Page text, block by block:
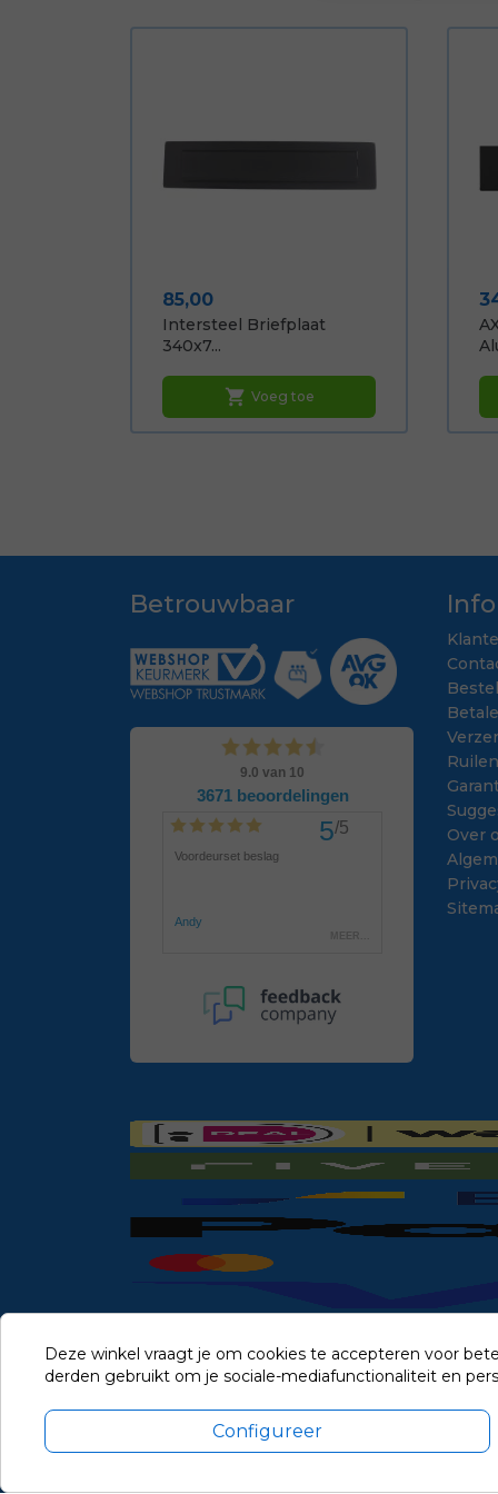
Prijs
85,00
Intersteel Briefplaat
340x7...
shopping_cart Voeg toe
Betrouwbaar
Over
Alle prijzen zijn in Euro, inclusief BTW en andere heffingen en
Deze winkel vraagt je om cookies te accepteren voor
derden gebruikt om je sociale-mediafunctionaliteit en
Configureer